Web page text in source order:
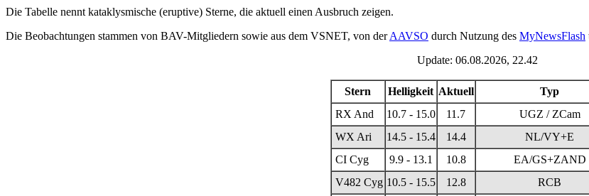
Die Tabelle nennt kataklysmische (eruptive) Sterne, die aktuell einen Ausbruch zeigen.
Die Beobachtungen stammen von BAV-Mitgliedern sowie aus dem VSNET, von derAAVSO durch Nutzung des MyNewsFlash
Update: 06.08.2026, 22.42
Stern Helligkeit Aktuell
Typ
RX And
10.7 - 15.0 11.7
UGZ / ZCam
WX Ari
14.5 - 15.4 14.4
NL/VY+E
CI Cyg
9.9 - 13.1 10.8
EA/GS+ZAND
V482 Cyg 10.5 - 15.5 12.8
RCB